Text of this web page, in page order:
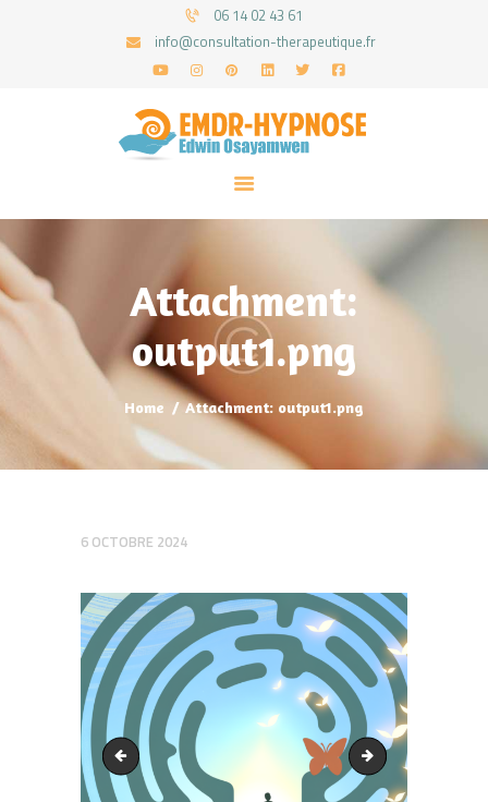
06 14 02 43 61
info@consultation-therapeutique.fr
Attachment:
output1.png
Home Attachment: output1.png
ACCUEIL
MON APPROCHE
ARTICLES
CONSULTATIONS
PRENEZ UN RDV
6 OCTOBRE 2024
output1.png output1.png